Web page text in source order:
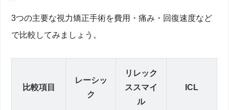
3つの主要な視力矯正手術を費用・痛み・回復速度など
で比較してみましょう。
比較項目
レーシッ
ク
リレック
ススマイ
ル
ICL